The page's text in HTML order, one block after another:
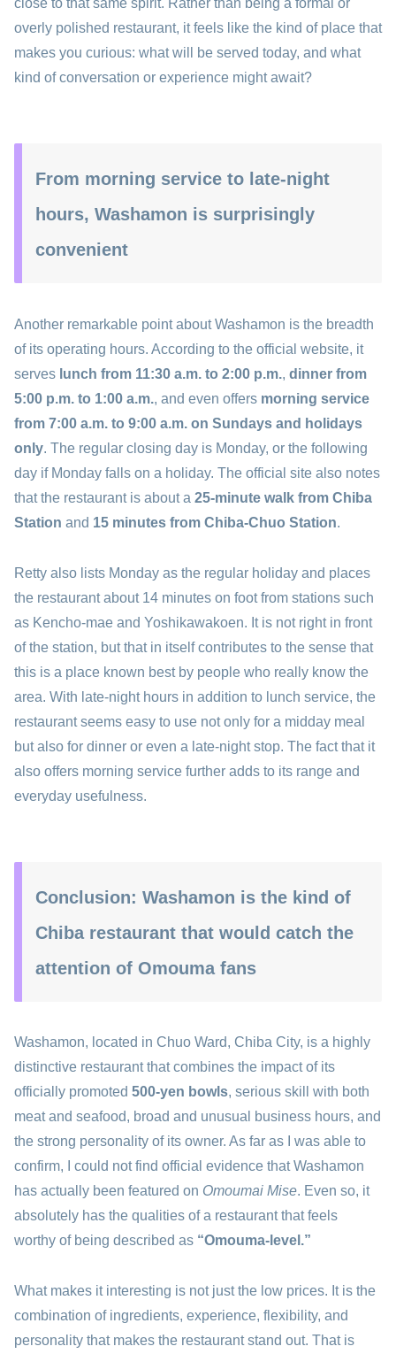
close to that same spirit. Rather than being a formal or
overly polished restaurant, it feels like the kind of place that
makes you curious: what will be served today, and what
kind of conversation or experience might await?
From morning service to late-night
hours, Washamon is surprisingly
convenient
Another remarkable point about Washamon is the breadth
of its operating hours. According to the official website, it
serves lunch from 11:30 a.m. to 2:00 p.m., dinner from
5:00 p.m. to 1:00 a.m., and even offers morning service
from 7:00 a.m. to 9:00 a.m. on Sundays and holidays
only. The regular closing day is Monday, or the following
day if Monday falls on a holiday. The official site also notes
that the restaurant is about a 25-minute walk from Chiba
Station and 15 minutes from Chiba-Chuo Station.
Retty also lists Monday as the regular holiday and places
the restaurant about 14 minutes on foot from stations such
as Kencho-mae and Yoshikawakoen. It is not right in front
of the station, but that in itself contributes to the sense that
this is a place known best by people who really know the
area. With late-night hours in addition to lunch service, the
restaurant seems easy to use not only for a midday meal
but also for dinner or even a late-night stop. The fact that it
also offers morning service further adds to its range and
everyday usefulness.
Conclusion: Washamon is the kind of
Chiba restaurant that would catch the
attention of Omouma fans
Washamon, located in Chuo Ward, Chiba City, is a highly
distinctive restaurant that combines the impact of its
officially promoted 500-yen bowls, serious skill with both
meat and seafood, broad and unusual business hours, and
the strong personality of its owner. As far as I was able to
confirm, I could not find official evidence that Washamon
has actually been featured on Omoumai Mise. Even so, it
absolutely has the qualities of a restaurant that feels
worthy of being described as “Omouma-level.”
What makes it interesting is not just the low prices. It is the
combination of ingredients, experience, flexibility, and
personality that makes the restaurant stand out. That is